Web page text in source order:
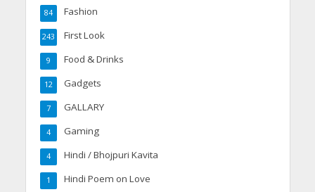
Fashion
84
First Look
243
Food & Drinks
9
Gadgets
12
GALLARY
7
Gaming
4
Hindi / Bhojpuri Kavita
4
Hindi Poem on Love
1